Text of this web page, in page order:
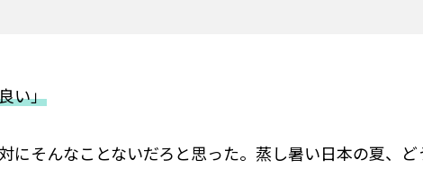
い」
にそんなことないだろと思った。蒸し暑い日本の夏、